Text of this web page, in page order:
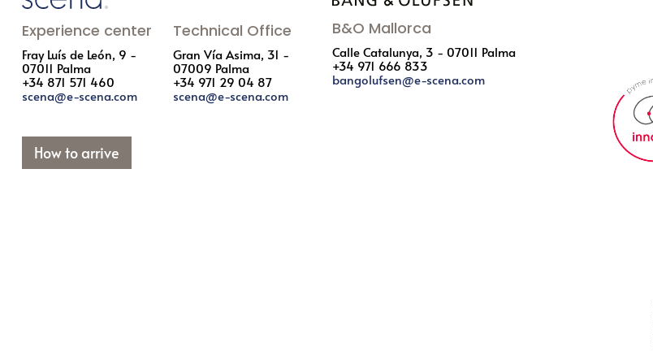
Experience center
Fray Luís de León, 9 -
07011 Palma
+34 871 571 460
scena@e-scena.com
Technical Office
Gran Vía Asima, 31 -
07009 Palma
+34 971 29 04 87
scena@e-scena.com
B&O Mallorca
Calle Catalunya, 3 - 07011 Palma
+34 971 666 833
bangolufsen@e-scena.com
How to arrive